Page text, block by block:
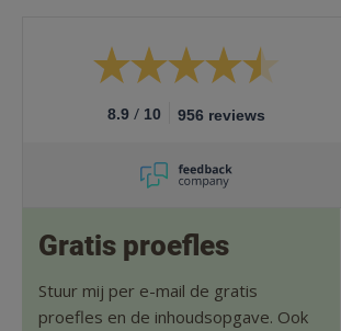
8.9 / 10 956 reviews
Gratis proefles
Stuur mij per e-mail de gratis
proefles en de inhoudsopgave. Ook